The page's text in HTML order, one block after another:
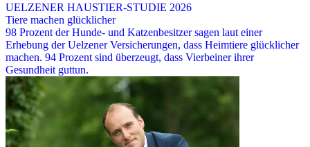
UELZENER HAUSTIER-STUDIE 2026
Tiere machen glücklicher
98 Prozent der Hunde- und Katzenbesitzer sagen laut einer
Erhebung der Uelzener Versicherungen, dass Heimtiere glücklicher
machen. 94 Prozent sind überzeugt, dass Vierbeiner ihrer
Gesundheit guttun.